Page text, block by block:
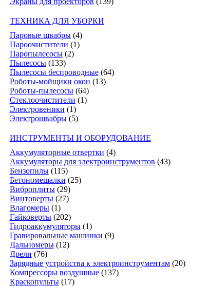
ТЕХНИКА ДЛЯ УБОРКИ
Паровые швабры (4)
Пароочистители (1)
Паропылесосы (2)
Пылесосы (133)
Пылесосы беспроводные (64)
Роботы-мойщики окон (13)
Роботы-пылесосы (64)
Стеклоочистители (1)
Электровеники (1)
Электрошвабры (5)
ИНСТРУМЕНТЫ И ОБОРУДОВАНИЕ
Аккумуляторные отвертки (4)
Аккумуляторы для электроинструментов (43)
Бензопилы (115)
Бетономешалки (25)
Виброплиты (29)
Винтоверты (27)
Влагомеры (1)
Гайковерты (202)
Гидроаккумуляторы (1)
Гравировальные машинки (9)
Дальномеры (12)
Дрели (76)
Зарядные устройства к электроинструментам (20)
Компрессоры воздушные (137)
Краскопульты (17)